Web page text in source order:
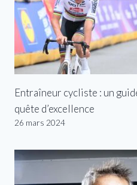
Entraîneur cycliste : un
quête d’excellence
26 mars 2024